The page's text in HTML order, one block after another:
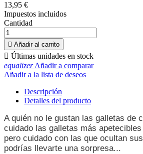
13,95 €
Impuestos incluidos
Cantidad
 Añadir al carrito
 Últimas unidades en stock
equalizerAñadir a comparar
Añadir a la lista de deseos
Descripción
Detalles del producto
A quién no le gustan las galletas de
cuidado las galletas más
pero cuidado con las que ocultan
podrías llevarte una sorpresa...